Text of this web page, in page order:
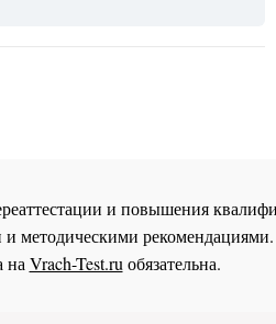
и повышения
методическими рекомендациями.
на Vrach-Test.ru обязательна.